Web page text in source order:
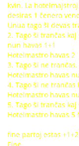
kvin. La
desiras 1 ĉenero
Unua tago ŝi devas
2. Tago ŝi tranĉas
nun havas 1+1
Hotelmastro havas 2
3. Tago ŝi ne
Hotelmastro havas
4. Tago ŝi ne tranĉas
Hotelmastro havas
5. Tago ŝi tranĉas kaj
Hotelmastro havas 5
fine partoj estas